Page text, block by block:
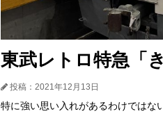
東武レトロ特急「
投稿：2021年12月13日
特に強い思い入れがあるわけではな